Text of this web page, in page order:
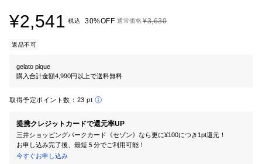
¥2,541 税込 30%OFF 通常価格¥3,630
返品不可
gelato pique
購入合計金額4,990円以上で送料無料
取得予定ポイント数： 23 pt
提携クレジットカードで還元率UP
三井ショッピングパークカード《セゾン》なら更に¥100につき1pt還元！
お申し込み完了後、最短５分でご利用可能！
今すぐお申し込み